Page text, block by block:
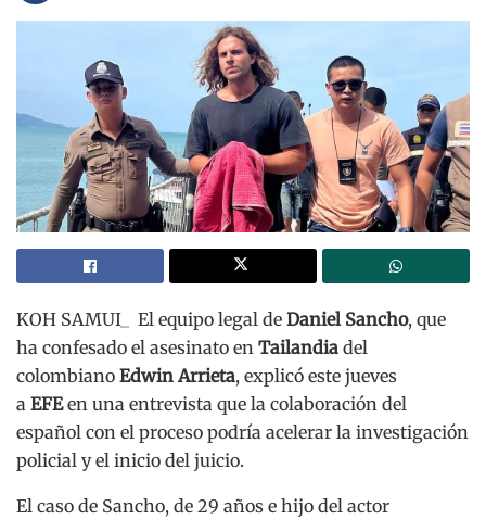
KOH SAMUI_ El equipo legal de Daniel Sancho, que
ha confesado el asesinato en Tailandia del
colombiano Edwin Arrieta, explicó este jueves
a EFEen una entrevista que la colaboración del
español con el proceso podría acelerar la investigación
policial y el inicio del juicio.
El caso de Sancho, de 29 años e hijo del actor